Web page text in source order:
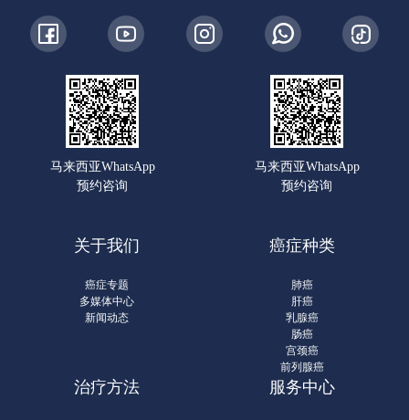
马来西亚WhatsApp
预约咨询
马来西亚WhatsApp
预约咨询
关于我们
癌症专题
多媒体中心
新闻动态
癌症种类
肺癌
肝癌
乳腺癌
肠癌
宫颈癌
前列腺癌
治疗方法 服务中心